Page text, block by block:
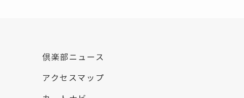
倶楽部ニュース
アクセスマップ